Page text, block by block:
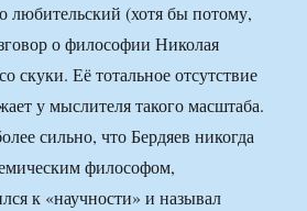
любительский (хотя бы потому,
о философии Николая
скуки. Её тотальное отсутствие
у мыслителя такого масштаба.
сильно, что Бердяев никогда
философом,
к «научности» и называл